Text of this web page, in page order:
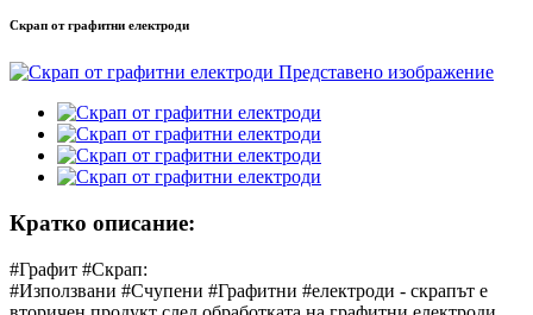
Скрап от графитни електроди
Кратко описание:
#Графит #Скрап:
#Използвани #Счупени #Графитни #електроди - скрапът е